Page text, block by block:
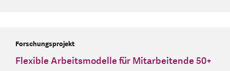
Forschungsprojekt
Flexible Arbeitsmodelle für Mitarbeitende 50+